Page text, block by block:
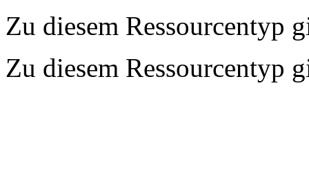
Zu diesem Ressourcentyp
Zu diesem Ressourcentyp